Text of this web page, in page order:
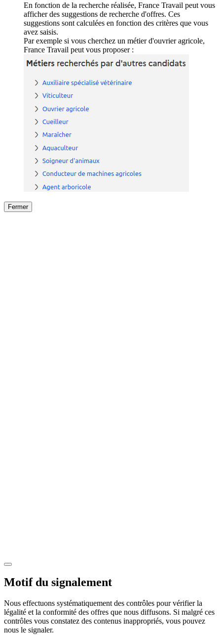
En fonction de la recherche réalisée, France Travail peut vous
afficher des suggestions de recherche d'offres. Ces
suggestions sont calculées en fonction des critères que vous
avez saisis.
Par exemple si vous cherchez un métier d'ouvrier agricole,
France Travail peut vous proposer :
Fermer
Motif du signalement
Nous effectuons systématiquement des contrôles pour vérifier la
légalité et la conformité des offres que nous diffusons. Si malgré ces
contrôles vous constatez des contenus inappropriés, vous pouvez
nous le signaler.